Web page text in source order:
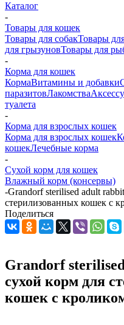
Каталог
-
Товары для кошек
Товары для собакТовары
для грызуновТовары для
-
Корма для кошек
КормаВитамины и добавки
паразитовЛакомства
туалета
-
Корма для взрослых кошек
Корма для взрослых кошек
кошекЛечебные корма
-
Сухой корм для кошек
Влажный корм (консервы)
-Grandorf sterilised adult
стерилизованных кошек с
Поделиться
Grandorf
сухой корм для
кошек с